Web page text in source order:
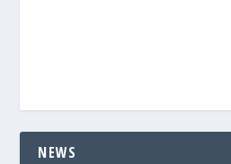
NEWS